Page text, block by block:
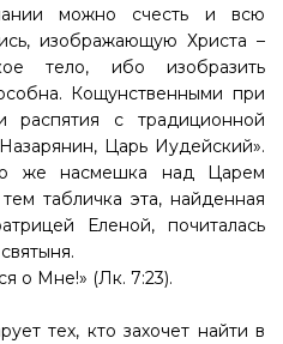
можно счесть и всю
изображающую Христа –
тело, ибо изобразить
Кощунственными при
с традиционной
Царь Иудейский».
же насмешка над Царем
табличка эта, найденная
Еленой, почиталась
о Мне!» (Лк. 7:23).
тех, кто захочет найти в